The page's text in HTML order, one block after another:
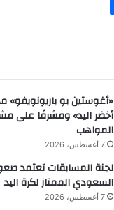
«أغوستين بو باريونويفو»
أخضر اليد» ومشرفًا على
المواهب
7 أغسطس، 2026
لجنة المسابقات تعتمد
السعودي الممتاز لكرة اليد
7 أغسطس، 2026